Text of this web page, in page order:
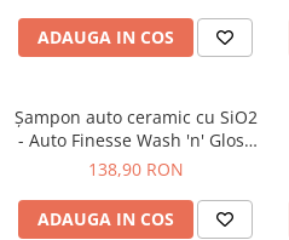
ADAUGA IN COS
Şampon auto ceramic cu SiO2
- Auto Finesse Wash 'n' Gloss
(1L)
138,90 RON
ADAUGA IN COS